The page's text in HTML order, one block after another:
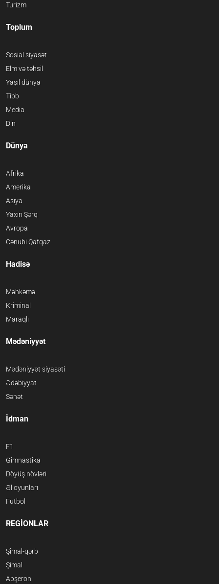
Turizm
Toplum
Sosial siyasət
Elm və təhsil
Yaşıl dünya
Tibb
Media
Din
Dünya
Afrika
Amerika
Asiya
Yaxın Şərq
Avropa
Cənubi Qafqaz
Hadisə
Məhkəmə
Kriminal
Maraqlı
Mədəniyyət
Mədəniyyət siyasəti
Ədəbiyyat
Sənət
İdman
F1
Gimnastika
Döyüş növləri
Əl oyunları
Futbol
REGİONLAR
Şimal-qərb
Şimal
Abşeron